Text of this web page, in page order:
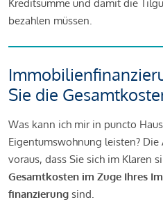
Kreditsumme und damit die
bezahlen müssen.
Sie die
Was kann ich mir in puncto
Eigentumswohnung leisten?
voraus, dass Sie sich im Klaren
Gesamtkosten im Zuge Ihres
finanzierung sind.